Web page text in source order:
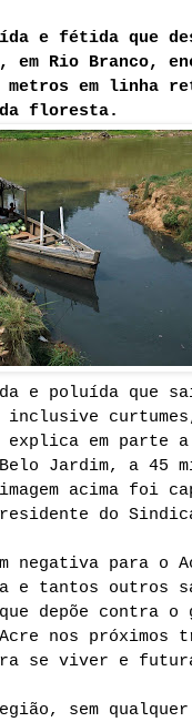
e fétida que
em Rio Branco,
metros em linha
da floresta.
e poluída que
explica em parte
Belo Jardim, a 45
acima foi
do
negativa para o
e tantos outros
que depõe
nos próximos
se viver e
sem